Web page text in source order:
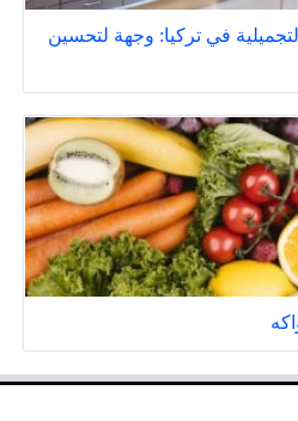
في تركيا: وجهة لتحسين